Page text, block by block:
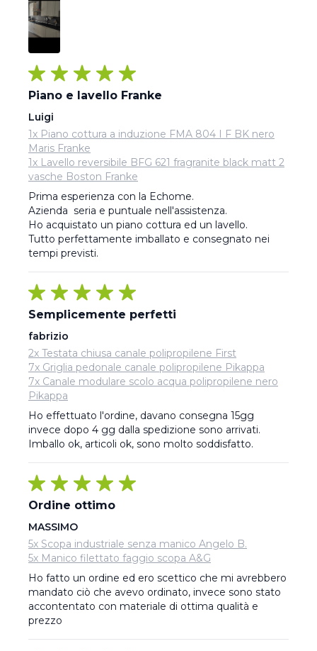
Piano e lavello Franke
Luigi
1x Piano cottura a induzione FMA 804 I F BK nero
Maris Franke
1x Lavello reversibile BFG 621 fragranite black matt 2
vasche Boston Franke
Prima esperienza con la Echome.
Azienda  seria e puntuale nell'assistenza.
Ho acquistato un piano cottura ed un lavello.
Tutto perfettamente imballato e consegnato nei
tempi previsti.
Semplicemente perfetti
fabrizio
2x Testata chiusa canale polipropilene First
7x Griglia pedonale canale polipropilene Pikappa
7x Canale modulare scolo acqua polipropilene nero
Pikappa
Ho effettuato l'ordine, davano consegna 15gg
invece dopo 4 gg dalla spedizione sono arrivati.
Imballo ok, articoli ok, sono molto soddisfatto.
Ordine ottimo
MASSIMO
5x Scopa industriale senza manico Angelo B.
5x Manico filettato faggio scopa A&G
Ho fatto un ordine ed ero scettico che mi avrebbero
mandato ciò che avevo ordinato, invece sono stato
accontentato con materiale di ottima qualità e
prezzo